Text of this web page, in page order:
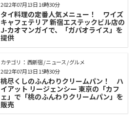
タイ料理の定番人気メニュー！ ワイズ
キャフェテリア 新宿エステックビル店の
J-カオマンガイで、「ガパオライス」を
提供
2022年07月13日 16時30分
カテゴリ： 西新宿 / ニュース / グルメ
桃尽くしのふんわりクリームパン！ ハ
イアット リージェンシー 東京の「カフ
ェ」で「桃のふんわりクリームパン」を
販売
2022年07月13日 15時30分